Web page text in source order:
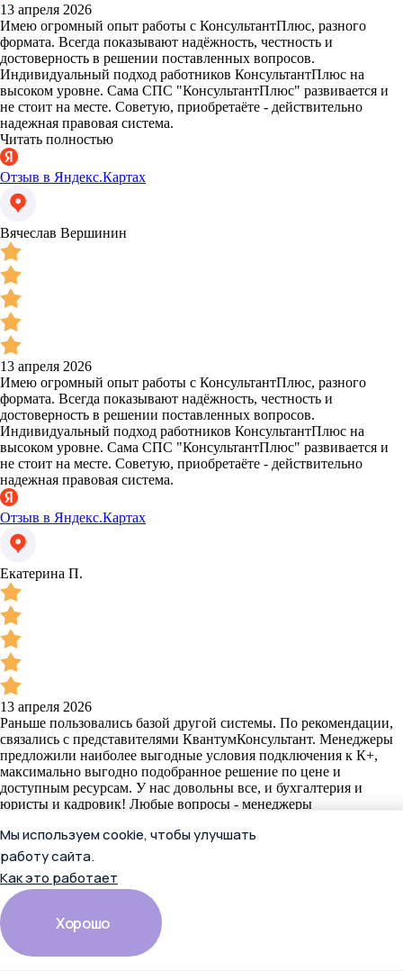
13 апреля 2026
Имею огромный опыт работы с КонсультантПлюс, разного
формата. Всегда показывают надёжность, честность и
достоверность в решении поставленных вопросов.
Индивидуальный подход работников КонсультантПлюс на
высоком уровне. Сама СПС "КонсультантПлюс" развивается и
не стоит на месте. Советую, приобретаёте - действительно
надежная правовая система.
Читать полностью
Отзыв в Яндекс.Картах
Вячеслав Вершинин
13 апреля 2026
Имею огромный опыт работы с КонсультантПлюс, разного
формата. Всегда показывают надёжность, честность и
достоверность в решении поставленных вопросов.
Индивидуальный подход работников КонсультантПлюс на
высоком уровне. Сама СПС "КонсультантПлюс" развивается и
не стоит на месте. Советую, приобретаёте - действительно
надежная правовая система.
Отзыв в Яндекс.Картах
Екатерина П.
13 апреля 2026
Раньше пользовались базой другой системы. По рекомендации,
связались с представителями КвантумКонсультант. Менеджеры
предложили наиболее выгодные условия подключения к К+,
максимально выгодно подобранное решение по цене и
доступным ресурсам. У нас довольны все, и бухгалтерия и
юристы и кадровик! Любые вопросы - менеджеры
Спасибо!
Читать полностью
Отзыв в Яндекс.Картах
Екатерина П.
Мы используем cookie, чтобы улучшать
работу сайта.
Как это работает
Хорошо